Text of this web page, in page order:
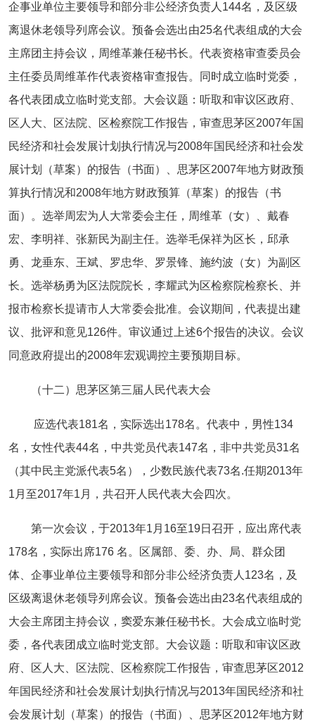
企事业单位主要领导和部分非公经济负责人144名，及区级
离退休老领导列席会议。预备会选出由25名代表组成的大会
主席团主持会议，周维革兼任秘书长。代表资格审查委员会
主任委员周维革作代表资格审查报告。同时成立临时党委，
各代表团成立临时党支部。大会议题：听取和审议区政府、
区人大、区法院、区检察院工作报告，审查思茅区2007年国
民经济和社会发展计划执行情况与2008年国民经济和社会发
展计划（草案）的报告（书面）、思茅区2007年地方财政预
算执行情况和2008年地方财政预算（草案）的报告（书
面）。选举周宏为人大常委会主任，周维革（女）、戴春
宏、李明祥、张新民为副主任。选举毛保祥为区长，邱承
勇、龙垂东、王斌、罗忠华、罗景锋、施约波（女）为副区
长。选举杨勇为区法院院长，李耀武为区检察院检察长、并
报市检察长提请市人大常委会批准。会议期间，代表提出建
议、批评和意见126件。审议通过上述6个报告的决议。会议
同意政府提出的2008年宏观调控主要预期目标。
（十二）思茅区第三届人民代表大会
应选代表181名，实际选出178名。代表中，男性134
名，女性代表44名，中共党员代表147名，非中共党员31名
（其中民主党派代表5名），少数民族代表73名.任期2013年
1月至2017年1月，共召开人民代表大会四次。
第一次会议，于2013年1月16至19日召开，应出席代表
178名，实际出席176 名。区属部、委、办、局、群众团
体、企事业单位主要领导和部分非公经济负责人123名，及
区级离退休老领导列席会议。预备会选出由23名代表组成的
大会主席团主持会议，窦爱东兼任秘书长。大会成立临时党
委，各代表团成立临时党支部。大会议题：听取和审议区政
府、区人大、区法院、区检察院工作报告，审查思茅区2012
年国民经济和社会发展计划执行情况与2013年国民经济和社
会发展计划（草案）的报告（书面）、思茅区2012年地方财